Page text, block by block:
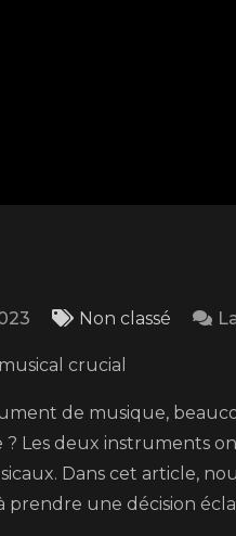
Non classé
crucial
de musique,
Les deux instruments
Dans cet article,
une décision